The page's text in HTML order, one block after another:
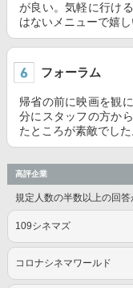
が良い。気軽に行け
はないメニューで嬉し
フォーラム
帰省の前に映画を観
分にスタッフの方か
たところが素敵でした
高評企業
規定人数の半数以上の回答
109シネマズ
コロナシネマワールド